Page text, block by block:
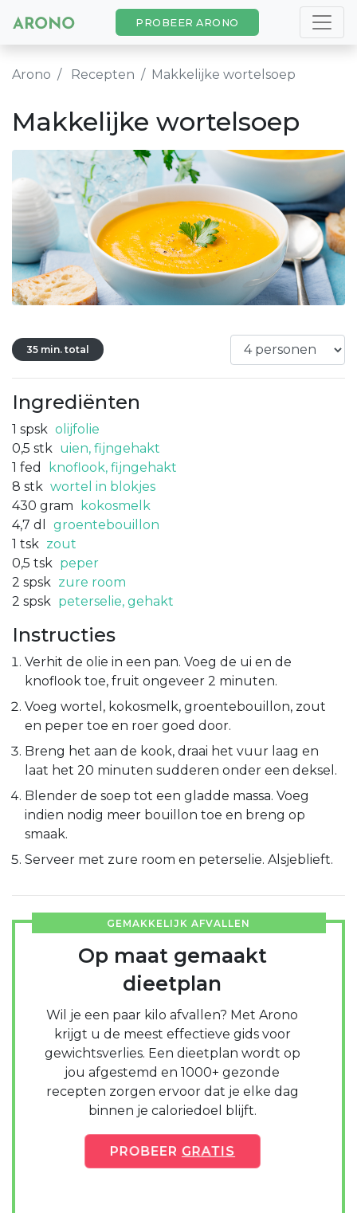
PROBEER ARONO
Arono Recepten Makkelijke wortelsoep
Makkelijke wortelsoep
35 min. total
Ingrediënten
1 spsk olijfolie
0,5 stk uien, fijngehakt
1 fed
knoflook, fijngehakt
8 stk wortel in blokjes
430 gram
kokosmelk
4,7 dl
groentebouillon
1 tsk zout
0,5 tsk peper
2 spsk zure room
2 spsk peterselie, gehakt
Instructies
Verhit de olie in een pan. Voeg de ui en de
knoflook toe, fruit ongeveer 2 minuten.
Voeg wortel, kokosmelk, groentebouillon, zout
en peper toe en roer goed door.
Breng het aan de kook, draai het vuur laag en
laat het 20 minuten sudderen onder een deksel.
Blender de soep tot een gladde massa. Voeg
indien nodig meer bouillon toe en breng op
smaak.
Serveer met zure room en peterselie. Alsjeblieft.
GEMAKKELIJK AFVALLEN
Op maat gemaakt
dieetplan
Wil je een paar kilo afvallen? Met Arono
krijgt u de meest effectieve gids voor
gewichtsverlies. Een dieetplan wordt op
jou afgestemd en 1000+ gezonde
recepten zorgen ervoor dat je elke dag
binnen je caloriedoel blijft.
PROBEER GRATIS